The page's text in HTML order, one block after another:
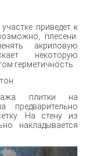
приведет к
плесени.
акриловую
некоторую
герметичность.
плитки на
предварительно
На стену из
накладывается